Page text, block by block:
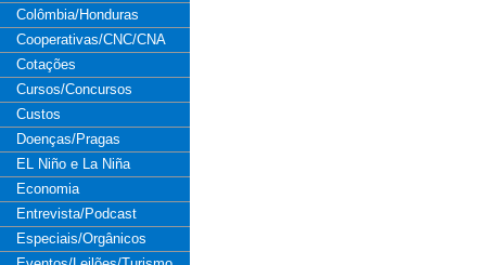
Colômbia/Honduras
Cooperativas/CNC/CNA
Cotações
Cursos/Concursos
Custos
Doenças/Pragas
EL Niño e La Niña
Economia
Entrevista/Podcast
Especiais/Orgânicos